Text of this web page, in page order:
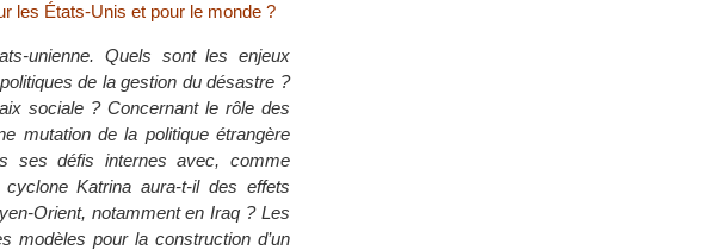
les États-Unis et pour le monde ?
unienne. Quels sont les enjeux
de la gestion du désastre ?
sociale ? Concernant le rôle des
mutation de la politique étrangère
ses défis internes avec, comme
Katrina aura-t-il des effets
Orient, notamment en Iraq ? Les
modèles pour la construction d’un